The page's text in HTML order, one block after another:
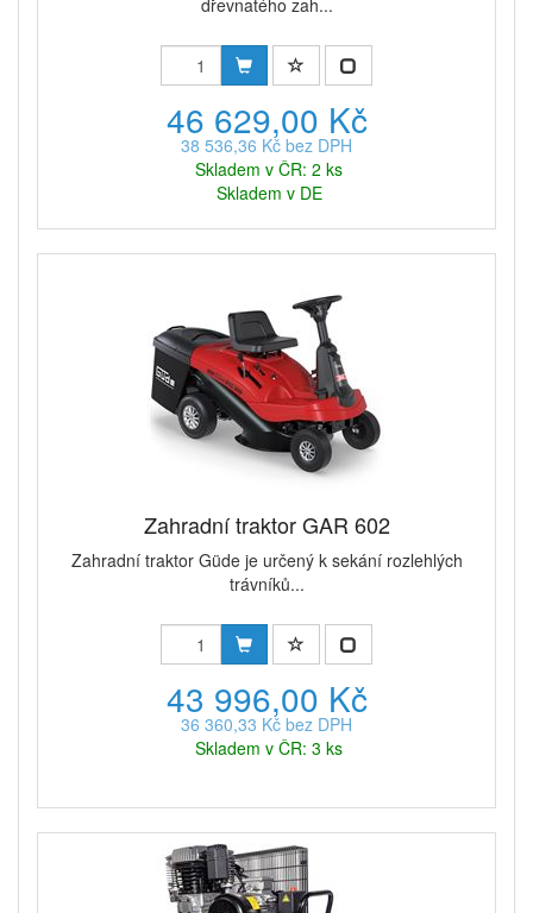
dřevnatého zah...
46 629,00 Kč
38 536,36 Kč bez DPH
Skladem v ČR: 2 ks
Skladem v DE
Zahradní traktor GAR 602
Zahradní traktor Güde je určený k sekání rozlehlých
trávníků...
43 996,00 Kč
36 360,33 Kč bez DPH
Skladem v ČR: 3 ks